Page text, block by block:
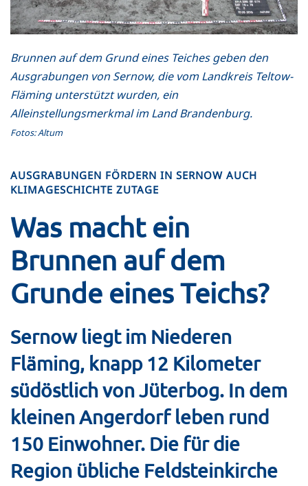
Brunnen auf dem Grund eines Teiches geben den
Ausgrabungen von Sernow, die vom Landkreis Teltow-
Fläming unterstützt wurden, ein
Alleinstellungsmerkmal im Land Brandenburg.
Fotos: Altum
AUSGRABUNGEN FÖRDERN IN SERNOW AUCH
KLIMAGESCHICHTE ZUTAGE
Was macht ein
Brunnen auf dem
Grunde eines Teichs?
Sernow liegt im Niederen
Fläming, knapp 12 Kilometer
südöstlich von Jüterbog. In dem
kleinen Angerdorf leben rund
150 Einwohner. Die für die
Region übliche Feldsteinkirche